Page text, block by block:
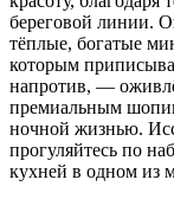
береговой линии.
тёплые, богатые
которым
напротив, —
премиальным
ночной жизнью.
прогуляйтесь по
кухней в одном из